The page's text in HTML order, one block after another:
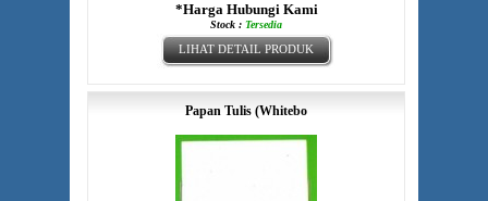
*Harga Hubungi Kami
Stock : Tersedia
LIHAT DETAIL PRODUK
Papan Tulis (Whitebo